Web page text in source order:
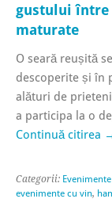
gustului
maturate
O seară reușită
descoperite și în
alături de
a participa la o
Continuă citirea
Categorii: Evenimente
evenimente cu vin,